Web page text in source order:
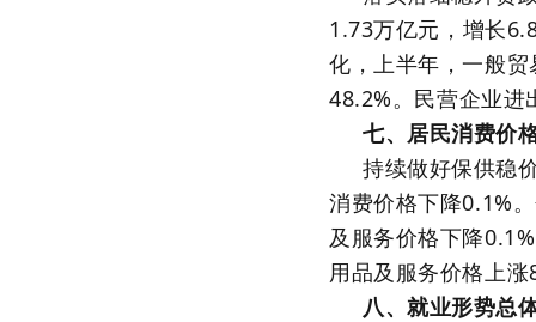
1.73万亿元，增长
化，上半年，一般
48.2%。民营企业进
七、居民消费价
持续做好保供稳
消费价格下降0.1%
及服务价格下降
用品及服务价格上
八、就业形势总